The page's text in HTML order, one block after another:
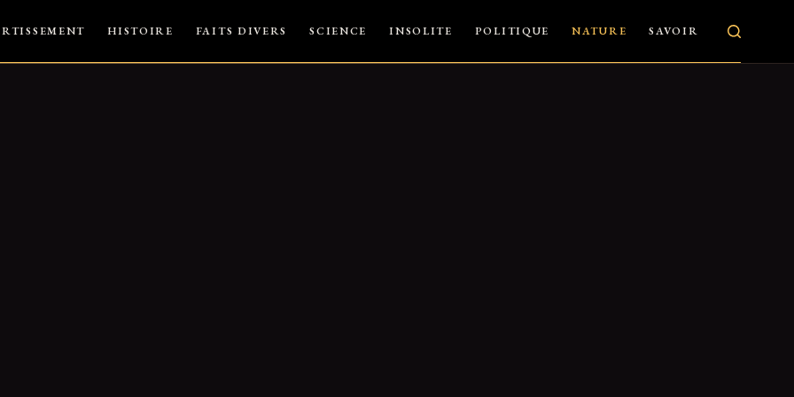
HISTOIRE FAITS DIVERS SCIENCE INSOLITE POLITIQUE NATURE SAVOIR